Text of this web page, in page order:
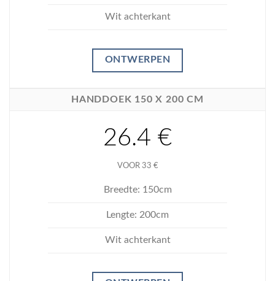
Wit achterkant
ONTWERPEN
HANDDOEK 150 X 200 CM
26.4 €
VOOR 33 €
Breedte: 150cm
Lengte: 200cm
Wit achterkant